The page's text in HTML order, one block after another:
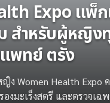
Expo แพ็ก
สำหรับผู้หญิง
พทย์ ตรัง
ง Women Health Expo
งมะเร็งสตรี และตรวจเฉ